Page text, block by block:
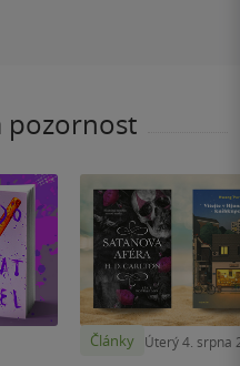
pozornost
Články Úterý 4. srpna